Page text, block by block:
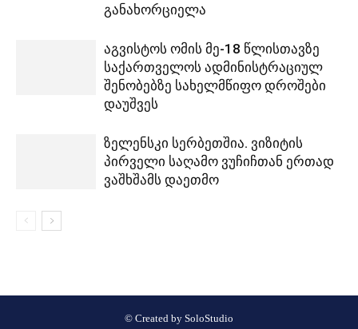
განახორციელა
აგვისტოს ომის მე-18 წლისთავზე
საქართველოს ადმინისტრაციულ
შენობებზე სახელმწიფო დროშები
დაუშვეს
ზელენსკი სერბეთშია. ვიზიტის
პირველი საღამო ვუჩიჩთან ერთად
ვაშხშამს დაეთმო
© Created by SoloStudio